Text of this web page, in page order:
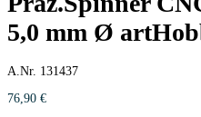
5,0 mm Ø
A.Nr. 131437
76,90 €